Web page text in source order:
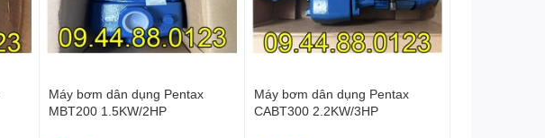
Máy bơm dân dụng Pentax
MBT200 1.5KW/2HP
Máy bơm dân dụng Pentax
CABT300 2.2KW/3HP